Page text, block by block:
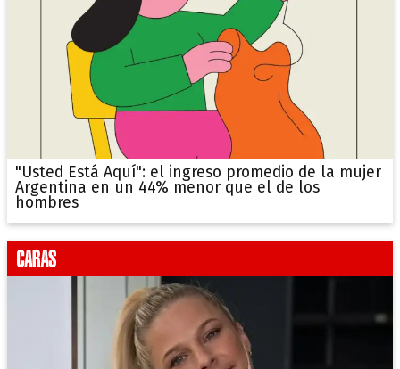
"Usted Está Aquí": el ingreso promedio de la mujer
Argentina en un 44% menor que el de los
hombres